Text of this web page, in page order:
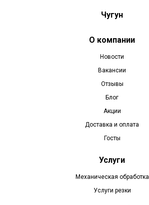
Чугун
О компании
Новости
Вакансии
Отзывы
Блог
Акции
Доставка и оплата
Госты
Услуги
Механическая обработка
Услуги резки